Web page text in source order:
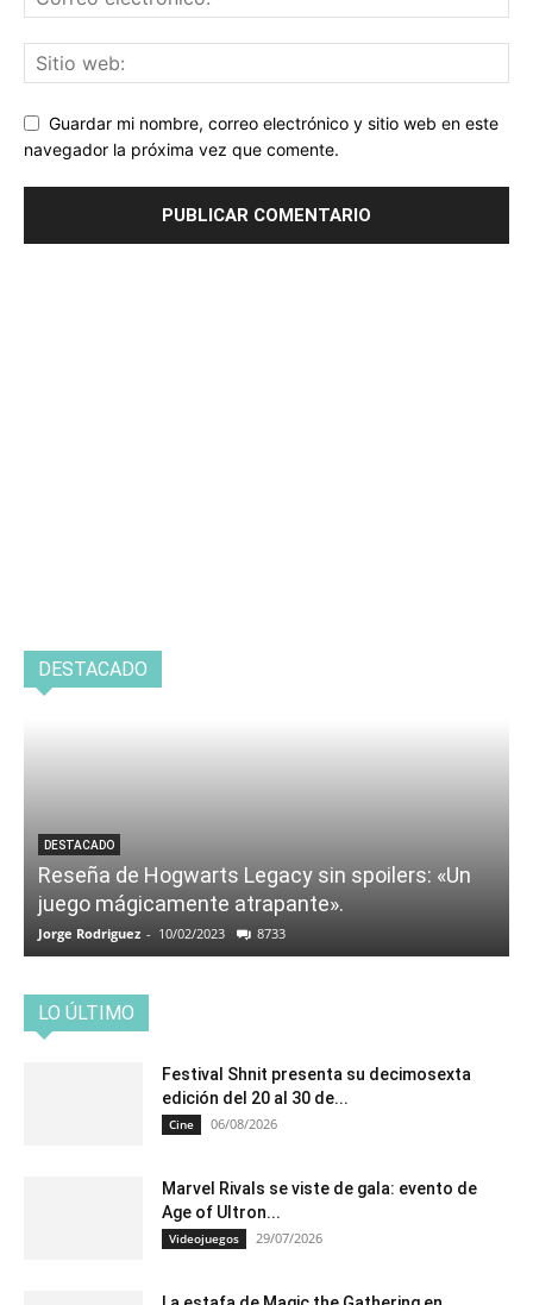
Guardar mi nombre, correo electrónico y sitio web en este
navegador la próxima vez que comente.
DESTACADO
DESTACADO
Reseña de Hogwarts Legacy sin spoilers: «Un
juego mágicamente atrapante».
Jorge Rodriguez - 10/02/2023 8733
LO ÚLTIMO
Festival Shnit presenta su decimosexta
edición del 20 al 30 de...
Cine 06/08/2026
Marvel Rivals se viste de gala: evento de
Age of Ultron...
Videojuegos 29/07/2026